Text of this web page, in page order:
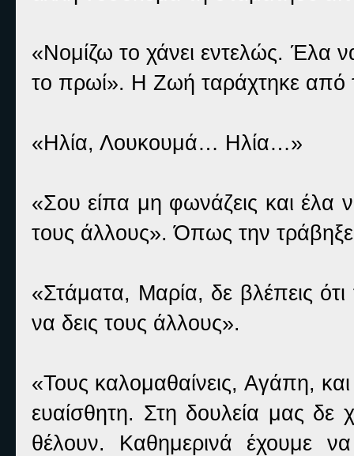
«Νομίζω το χάνει εντελώς. Έλα
το πρωί». Η Ζωή ταράχτηκε από
«Ηλία, Λουκουμά… Ηλία…»
«Σου είπα μη φωνάζεις και έλα
τους άλλους». Όπως την
«Στάματα, Μαρία, δε βλέπεις
να δεις τους άλλους».
«Τους καλομαθαίνεις, Αγάπη,
ευαίσθητη. Στη δουλεία μας δε
θέλουν. Καθημερινά έχουμε να